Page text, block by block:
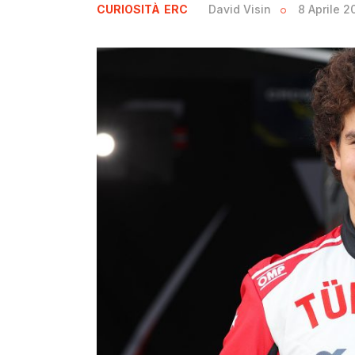
CURIOSITÀ ERC David Visin 8 Aprile